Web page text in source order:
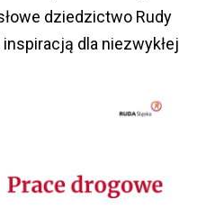
dziedzictwo Rudy
dla niezwykłej